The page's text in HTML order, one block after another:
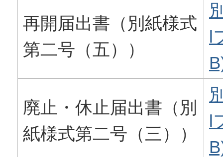
再開届出書（別紙様式
第二号（五））
l
廃止・休止届出書（別
紙様式第二号（三））
l